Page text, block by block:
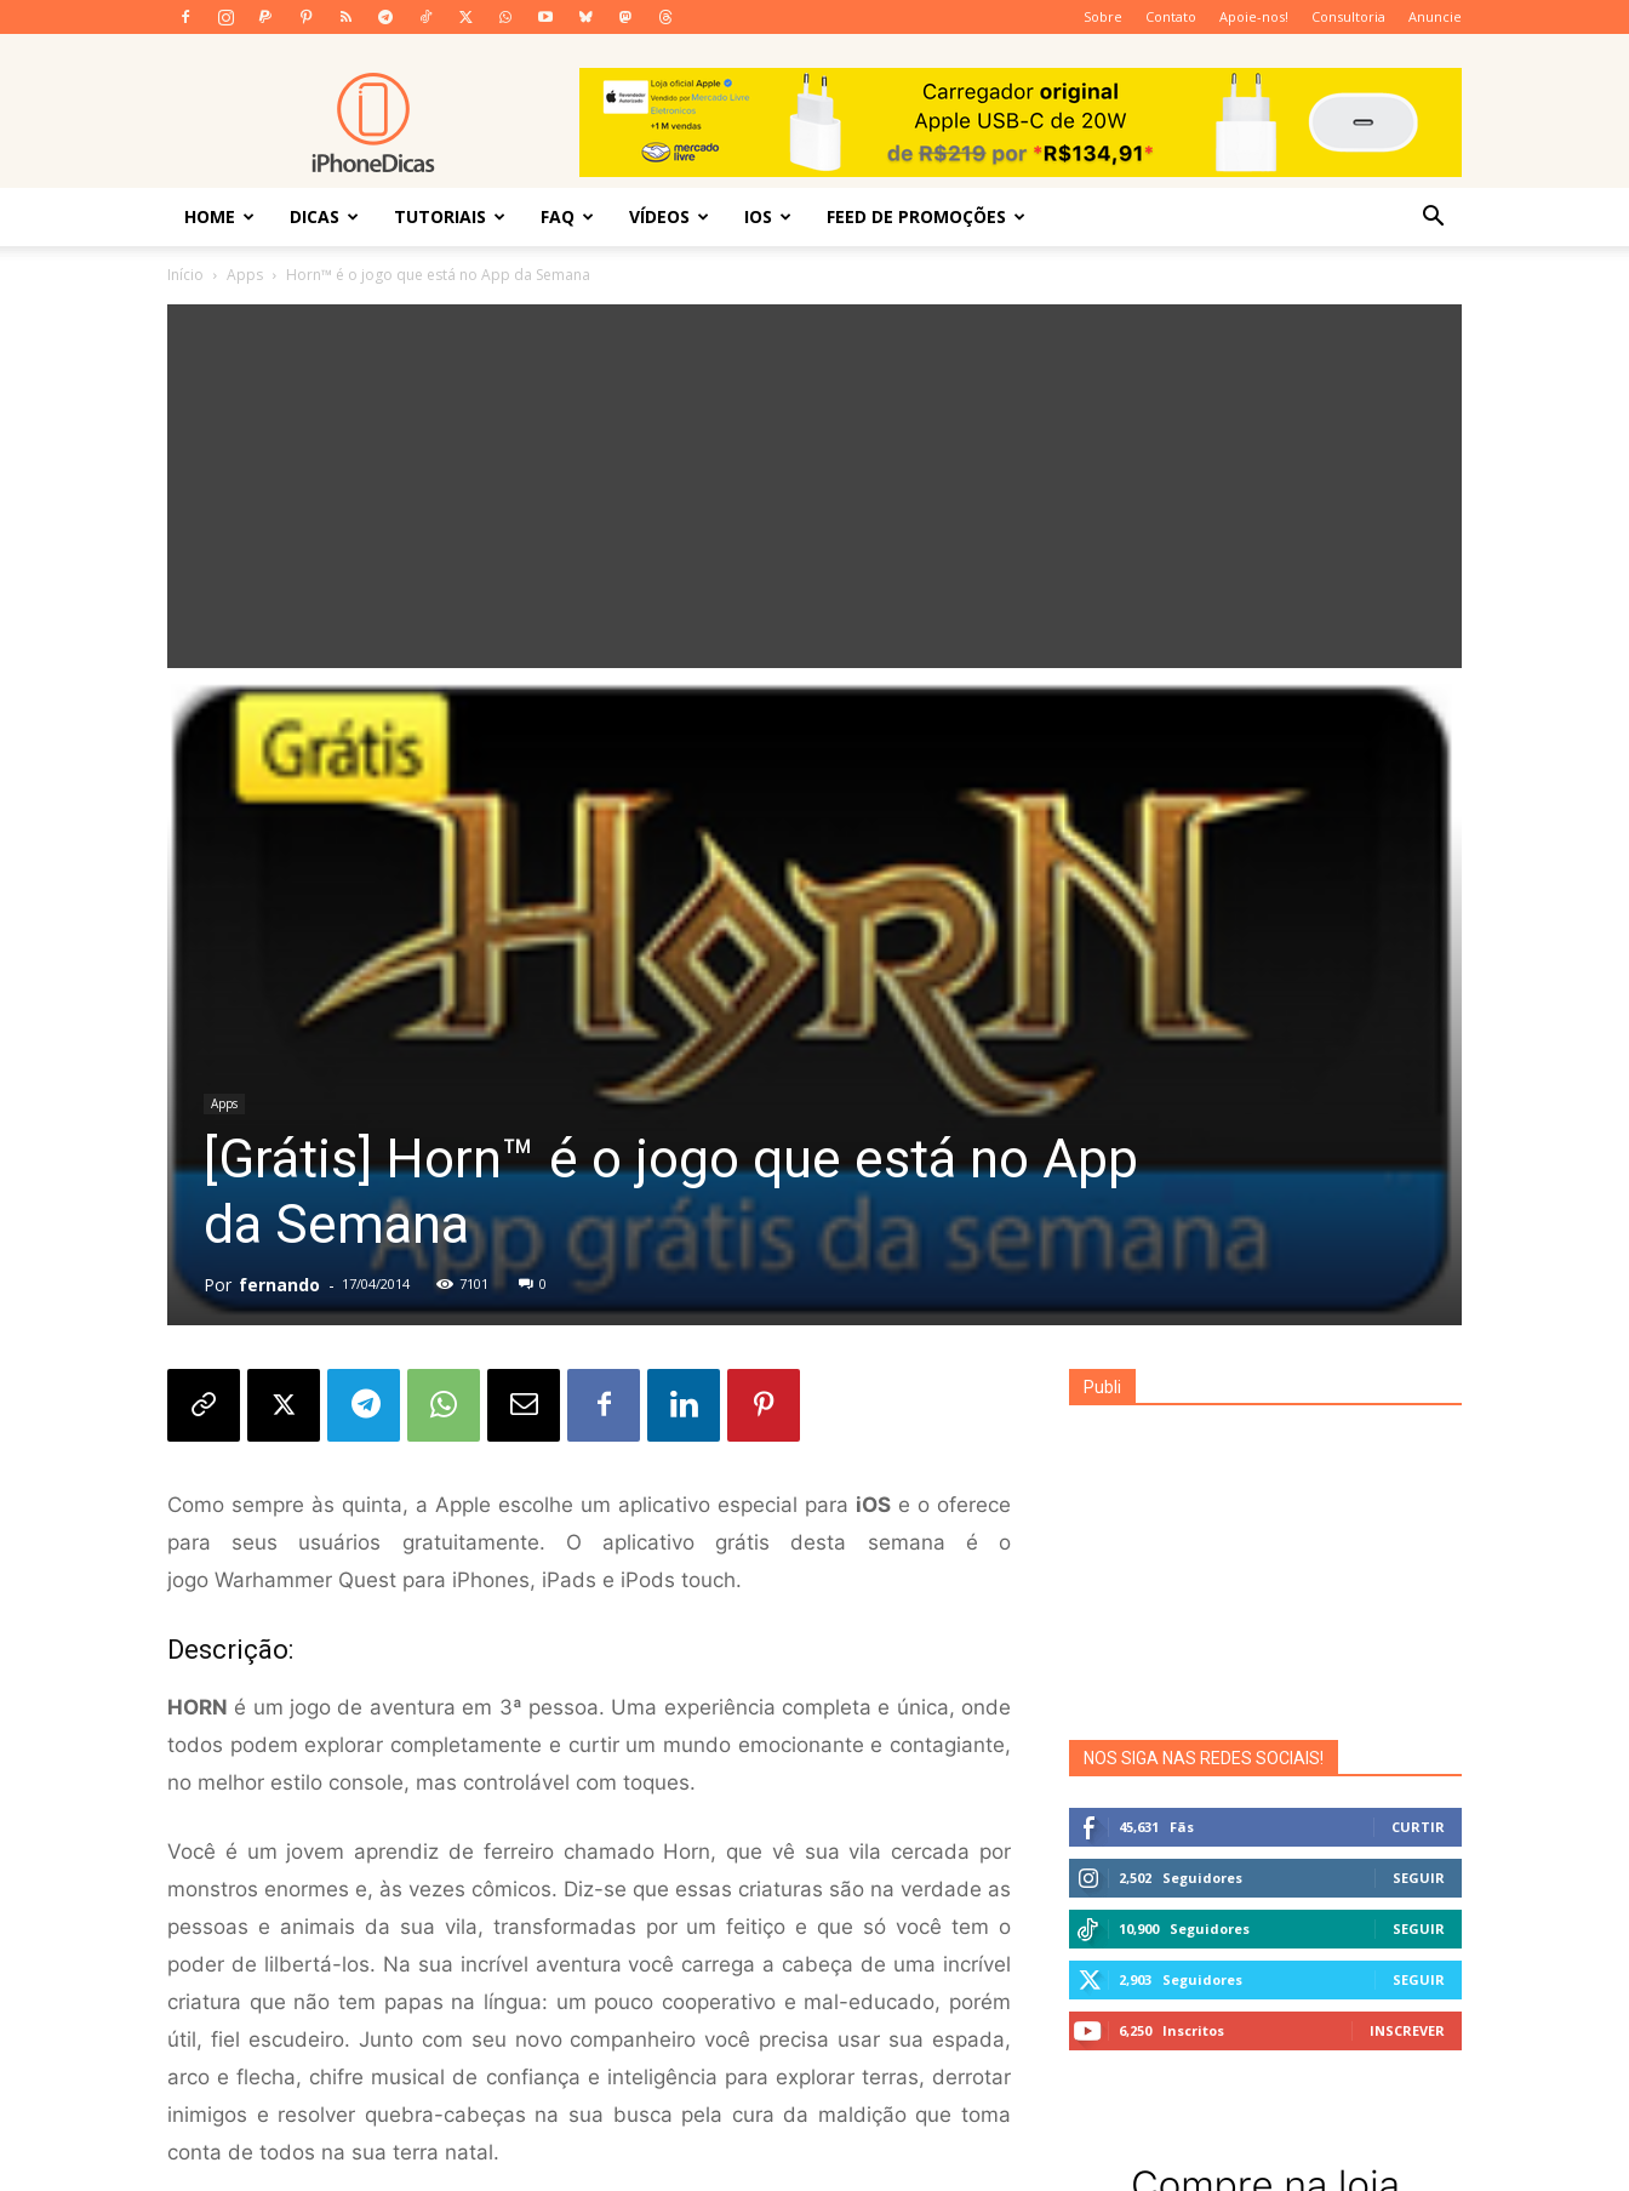
Sobre Contato Apoie-nos! Consultoria Anuncie
iPhoneDicas
HOME DICAS TUTORIAIS FAQ VÍDEOS IOS FEED DE PROMOÇÕES
Início Apps Horn™ é o jogo que está no App da Semana
Apps
[Grátis] Horn™ é o jogo que está no App
da Semana
Por fernando - 17/04/2014 7101 0
Como sempre às quinta, a Apple escolhe um aplicativo especial para iOS e o oferece
para seus usuários gratuitamente. O aplicativo grátis desta semana é o
jogo Warhammer Quest para iPhones, iPads e iPods touch.
Descrição:
HORN é um jogo de aventura em 3ª pessoa. Uma experiência completa e única, onde
todos podem explorar completamente e curtir um mundo emocionante e contagiante,
no melhor estilo console, mas controlável com toques.
Você é um jovem aprendiz de ferreiro chamado Horn, que vê sua vila cercada por
monstros enormes e, às vezes cômicos. Diz-se que essas criaturas são na verdade as
pessoas e animais da sua vila, transformadas por um feitiço e que só você tem o
poder de lilbertá-los. Na sua incrível aventura você carrega a cabeça de uma incrível
criatura que não tem papas na língua: um pouco cooperativo e mal-educado, porém
útil, fiel escudeiro. Junto com seu novo companheiro você precisa usar sua espada,
arco e flecha, chifre musical de confiança e inteligência para explorar terras, derrotar
inimigos e resolver quebra-cabeças na sua busca pela cura da maldição que toma
conta de todos na sua terra natal.
Publi
NOS SIGA NAS REDES SOCIAIS!
45,631 Fãs CURTIR
2,502 Seguidores SEGUIR
10,900 Seguidores SEGUIR
2,903 Seguidores SEGUIR
6,250 Inscritos INSCREVER